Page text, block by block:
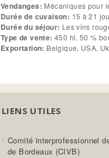
Vendanges:
Durée de cuvaison: 15 à 21
Durée du séjour:
Type de vente: 450 hl. 50 %
Exportation: Belgique, USA,
LIENS UTILES
Comité interprofessionnel
de Bordeaux (CIVB)